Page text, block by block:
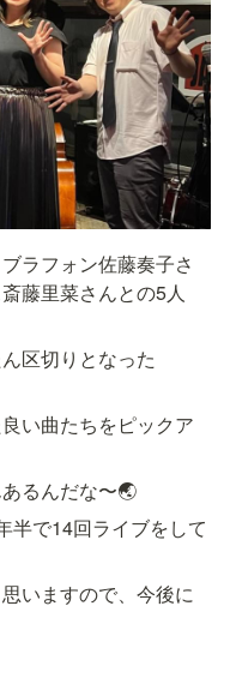
ラフォン佐藤奏子さ
藤里菜さんとの5人
区切りとなった
い曲たちをピックア
るんだな〜🌏
半で14回ライブをして
いますので、今後に